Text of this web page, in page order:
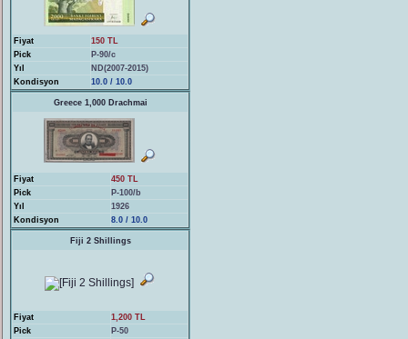
Fiyat
150 TL
Pick
P-90/c
Yıl
ND(2007-2015)
Kondisyon
10.0 / 10.0
Greece 1,000 Drachmai
Fiyat
450 TL
Pick
P-100/b
Yıl
1926
Kondisyon
8.0 / 10.0
Fiji 2 Shillings
Fiyat
1,200 TL
Pick
P-50